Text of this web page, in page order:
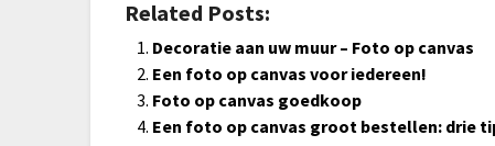
Related Posts:
Decoratie aan uw muur – Foto op canvas
Een foto op canvas voor iedereen!
Foto op canvas goedkoop
Een foto op canvas groot bestellen: drie